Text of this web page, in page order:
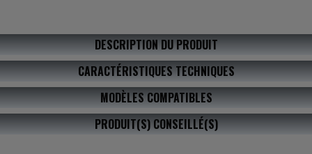
DESCRIPTION DU PRODUIT
CARACTÉRISTIQUES TECHNIQUES
MODÈLES COMPATIBLES
PRODUIT(S) CONSEILLÉ(S)